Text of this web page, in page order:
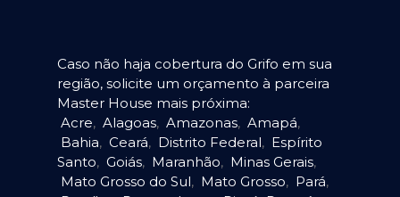
Caso não haja cobertura do Grifo em sua
região, solicite um orçamento à parceira
Master House mais próxima:
Acre, Alagoas, Amazonas, Amapá,
Bahia, Ceará, Distrito Federal, Espírito
Santo, Goiás, Maranhão, Minas Gerais,
Mato Grosso do Sul, Mato Grosso, Pará,